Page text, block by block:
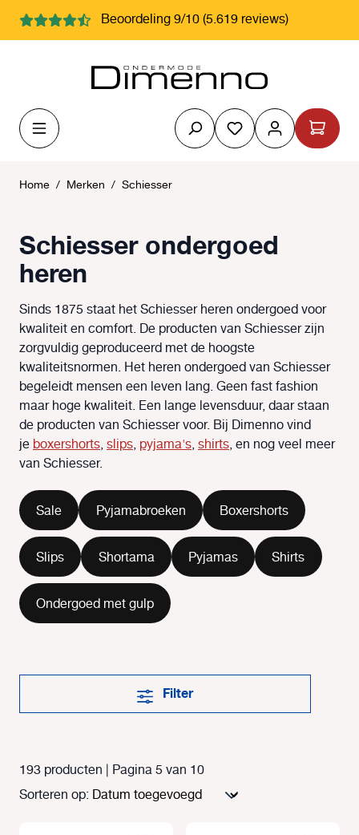
Beoordeling 9/10 (5.619 reviews)
Je hebt 0 items
Home / Merken / Schiesser
Schiesser ondergoed
heren
Sinds 1875 staat het Schiesser heren ondergoed voor
kwaliteit en comfort. De producten van Schiesser zijn
zorgvuldig geproduceerd met de hoogste
kwaliteitsnormen. Het heren ondergoed van Schiesser
begeleidt mensen een leven lang. Geen fast fashion
maar hoge kwaliteit. Een lange levensduur, daar staan
de producten van Schiesser voor. Bij Dimenno vind
jeboxershorts,slips, pyjama's,shirts, en nog veel meer
van Schiesser.
Sale Pyjamabroeken Boxershorts
Slips Shortama Pyjamas Shirts
Ondergoed met gulp
Filter
193 producten | Pagina 5 van 10
Sorteren op: